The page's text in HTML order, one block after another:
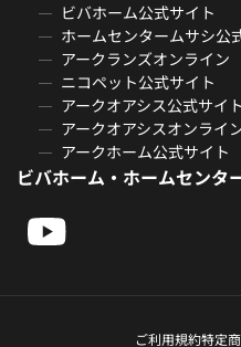
ビバホーム公式サイト
ホームセンタームサシ公
アークランズオンライン
ニコペット公式サイト
アークオアシス公式サイト
アークオアシスオンライ
アークホーム公式サイト
ビバホーム・ホームセンタ
ご利用規約特定